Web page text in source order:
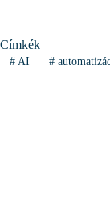
Címkék
#AI #